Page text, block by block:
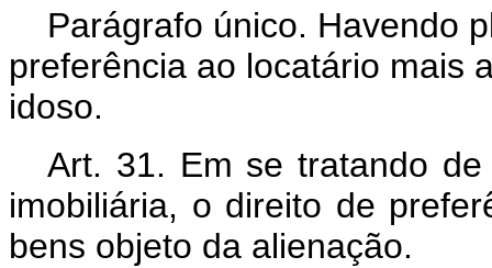
Parágrafo único. Havendo
preferência ao locatário mais
idoso.
Art. 31. Em se tratando
imobiliária, o direito de
bens objeto da alienação.